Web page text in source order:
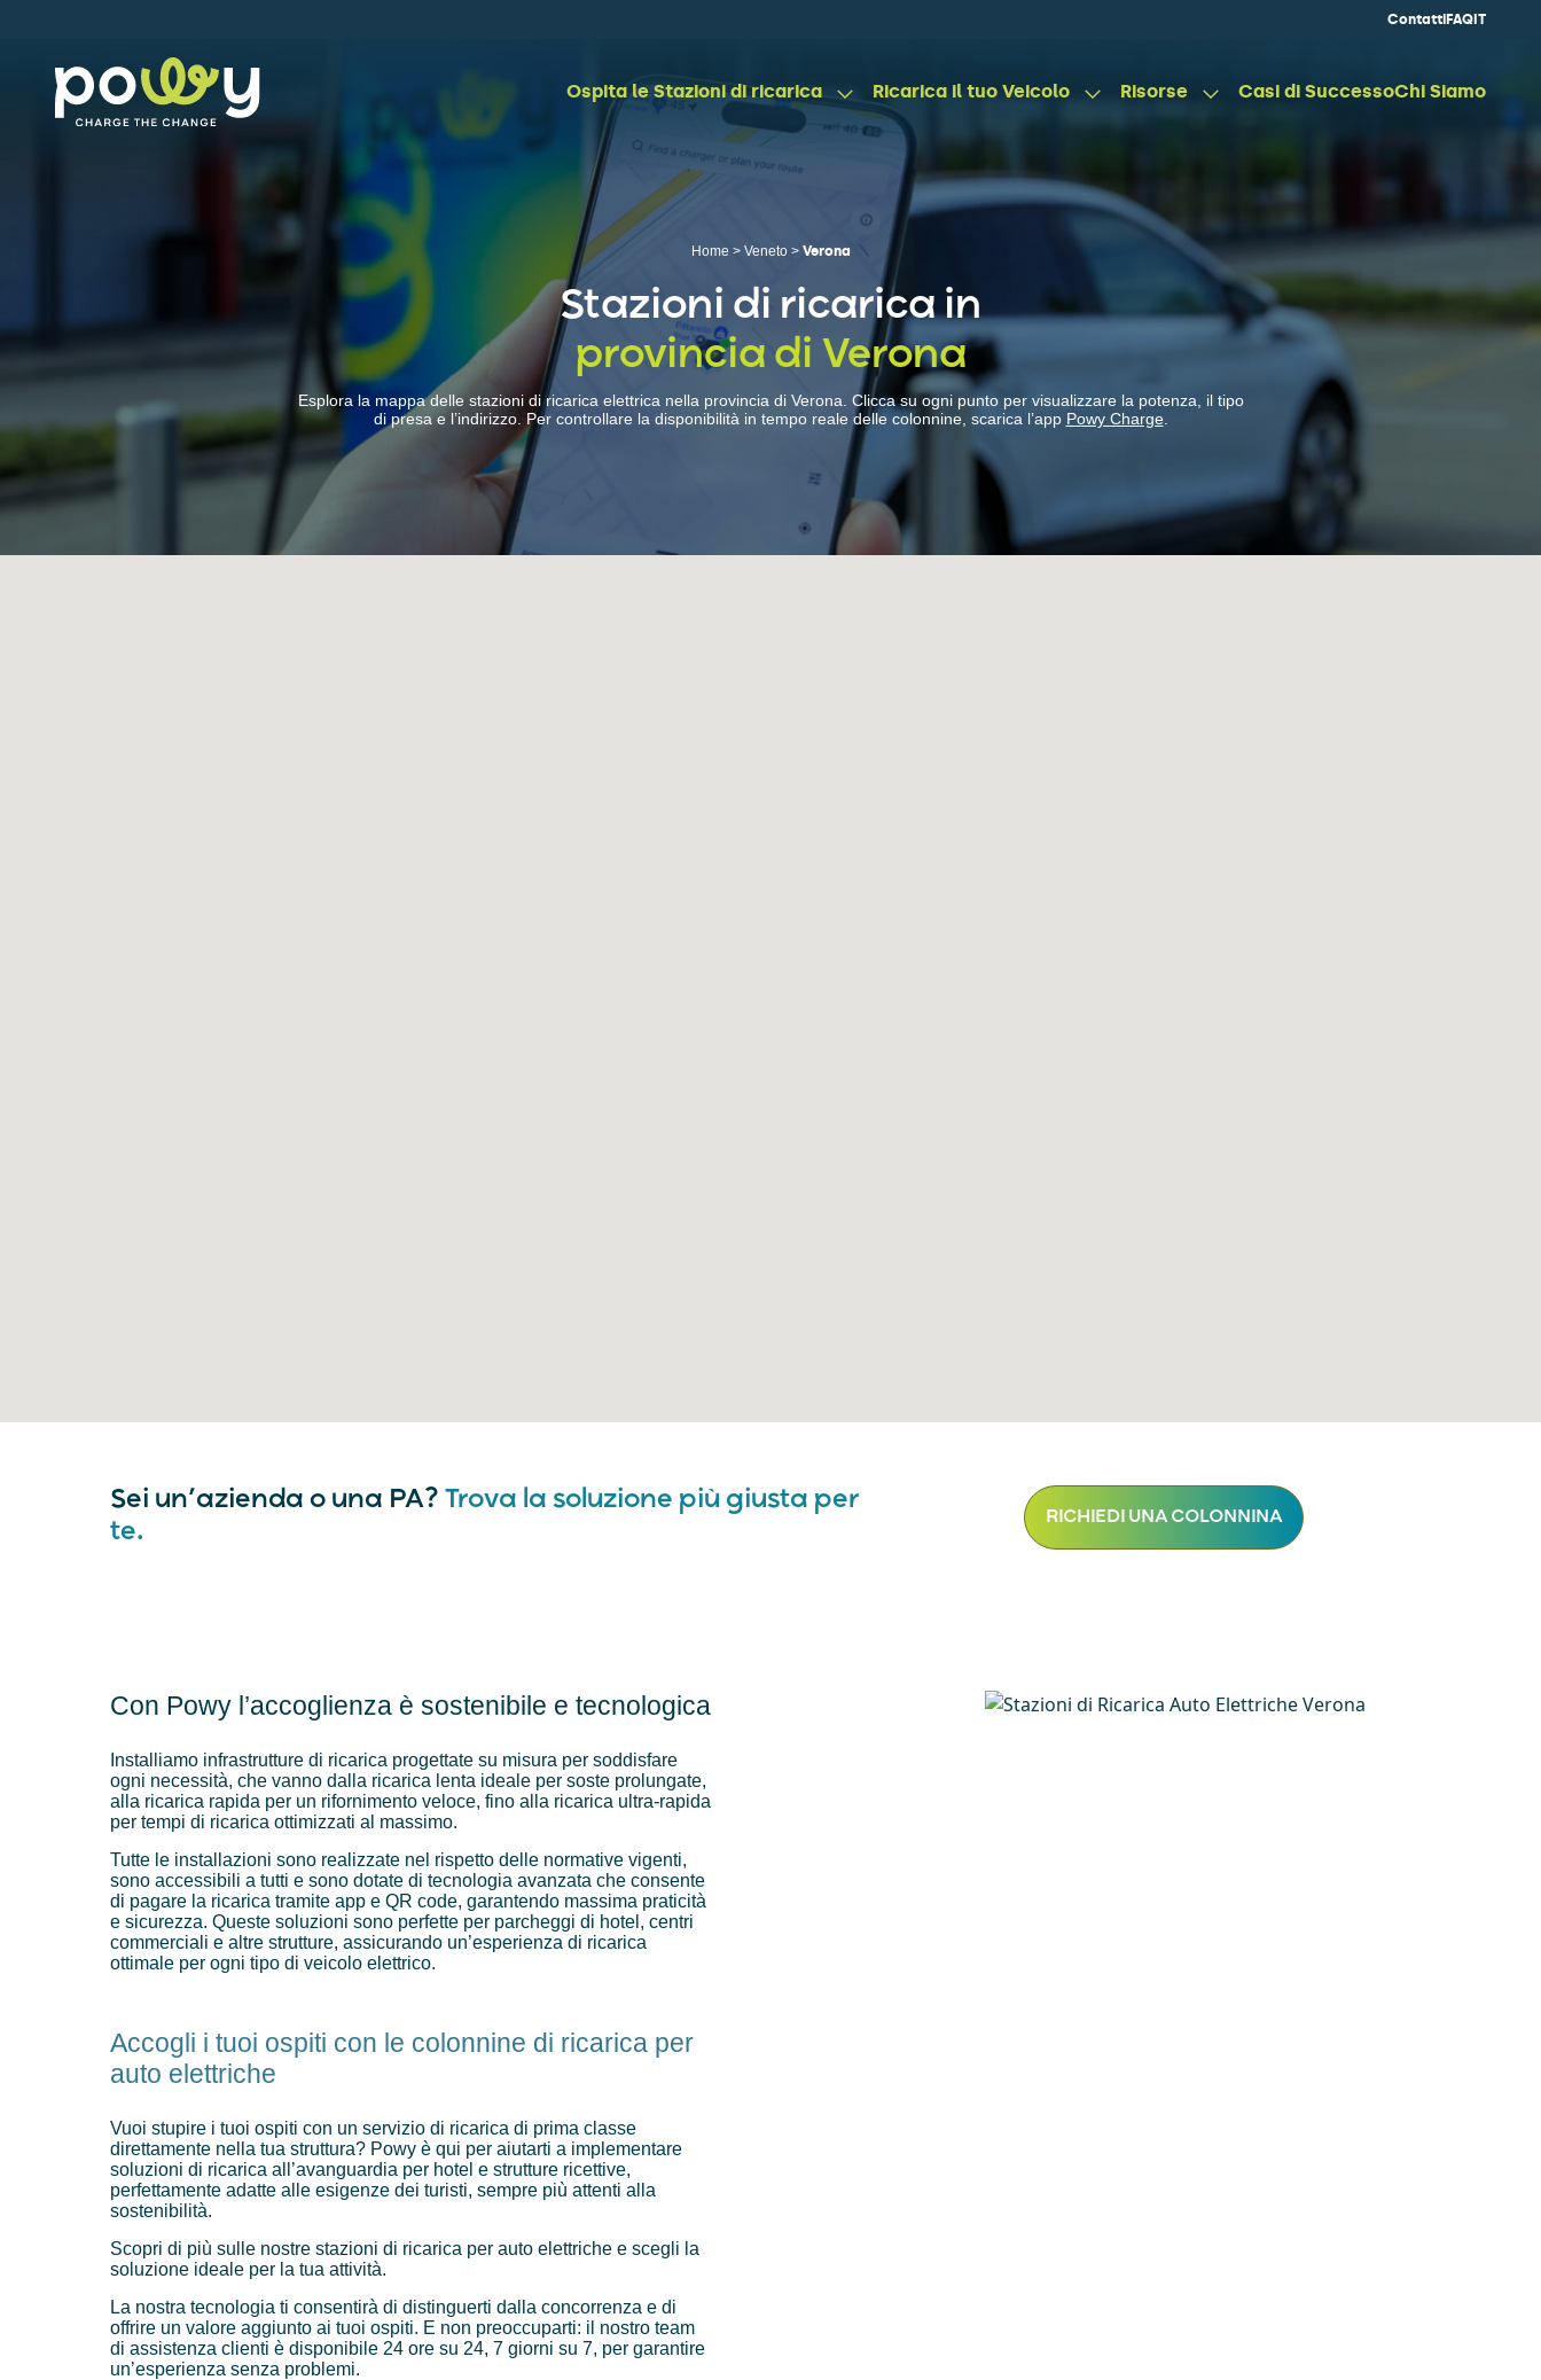
Contatti FAQ IT
Ospita le Stazioni di ricarica Ricarica il tuo Veicolo Risorse Casi di SuccessoChi Siamo
Home > Veneto> Verona
Stazioni di ricarica in
provincia di Verona
Esplora la mappa delle stazioni di ricarica elettrica nella provincia di Verona. Clicca su ogni punto per visualizzare la potenza, il tipo
di presa e l’indirizzo. Per controllare la disponibilità in tempo reale delle colonnine, scarica l’app Powy Charge.
Sei un’azienda o una PA? Trova la soluzione più giusta per
te.
RICHIEDI UNA COLONNINA
Con Powy l’accoglienza è sostenibile e tecnologica
Installiamo infrastrutture di ricarica progettate su misura per soddisfare
ogni necessità, che vanno dalla ricarica lenta ideale per soste prolungate,
alla ricarica rapida per un rifornimento veloce, fino alla ricarica ultra-rapida
per tempi di ricarica ottimizzati al massimo.
Tutte le installazioni sono realizzate nel rispetto delle normative vigenti,
sono accessibili a tutti e sono dotate di tecnologia avanzata che consente
di pagare la ricarica tramite app e QR code, garantendo massima praticità
e sicurezza. Queste soluzioni sono perfette per parcheggi di hotel, centri
commerciali e altre strutture, assicurando un’esperienza di ricarica
ottimale per ogni tipo di veicolo elettrico.
Accogli i tuoi ospiti con le colonnine di ricarica per
auto elettriche
Vuoi stupire i tuoi ospiti con un servizio di ricarica di prima classe
direttamente nella tua struttura? Powy è qui per aiutarti a implementare
soluzioni di ricarica all’avanguardia per hotel e strutture ricettive,
perfettamente adatte alle esigenze dei turisti, sempre più attenti alla
sostenibilità.
Scopri di più sulle nostre stazioni di ricarica per auto elettriche e scegli la
soluzione ideale per la tua attività.
La nostra tecnologia ti consentirà di distinguerti dalla concorrenza e di
offrire un valore aggiunto ai tuoi ospiti. E non preoccuparti: il nostro team
di assistenza clienti è disponibile 24 ore su 24, 7 giorni su 7, per garantire
un’esperienza senza problemi.